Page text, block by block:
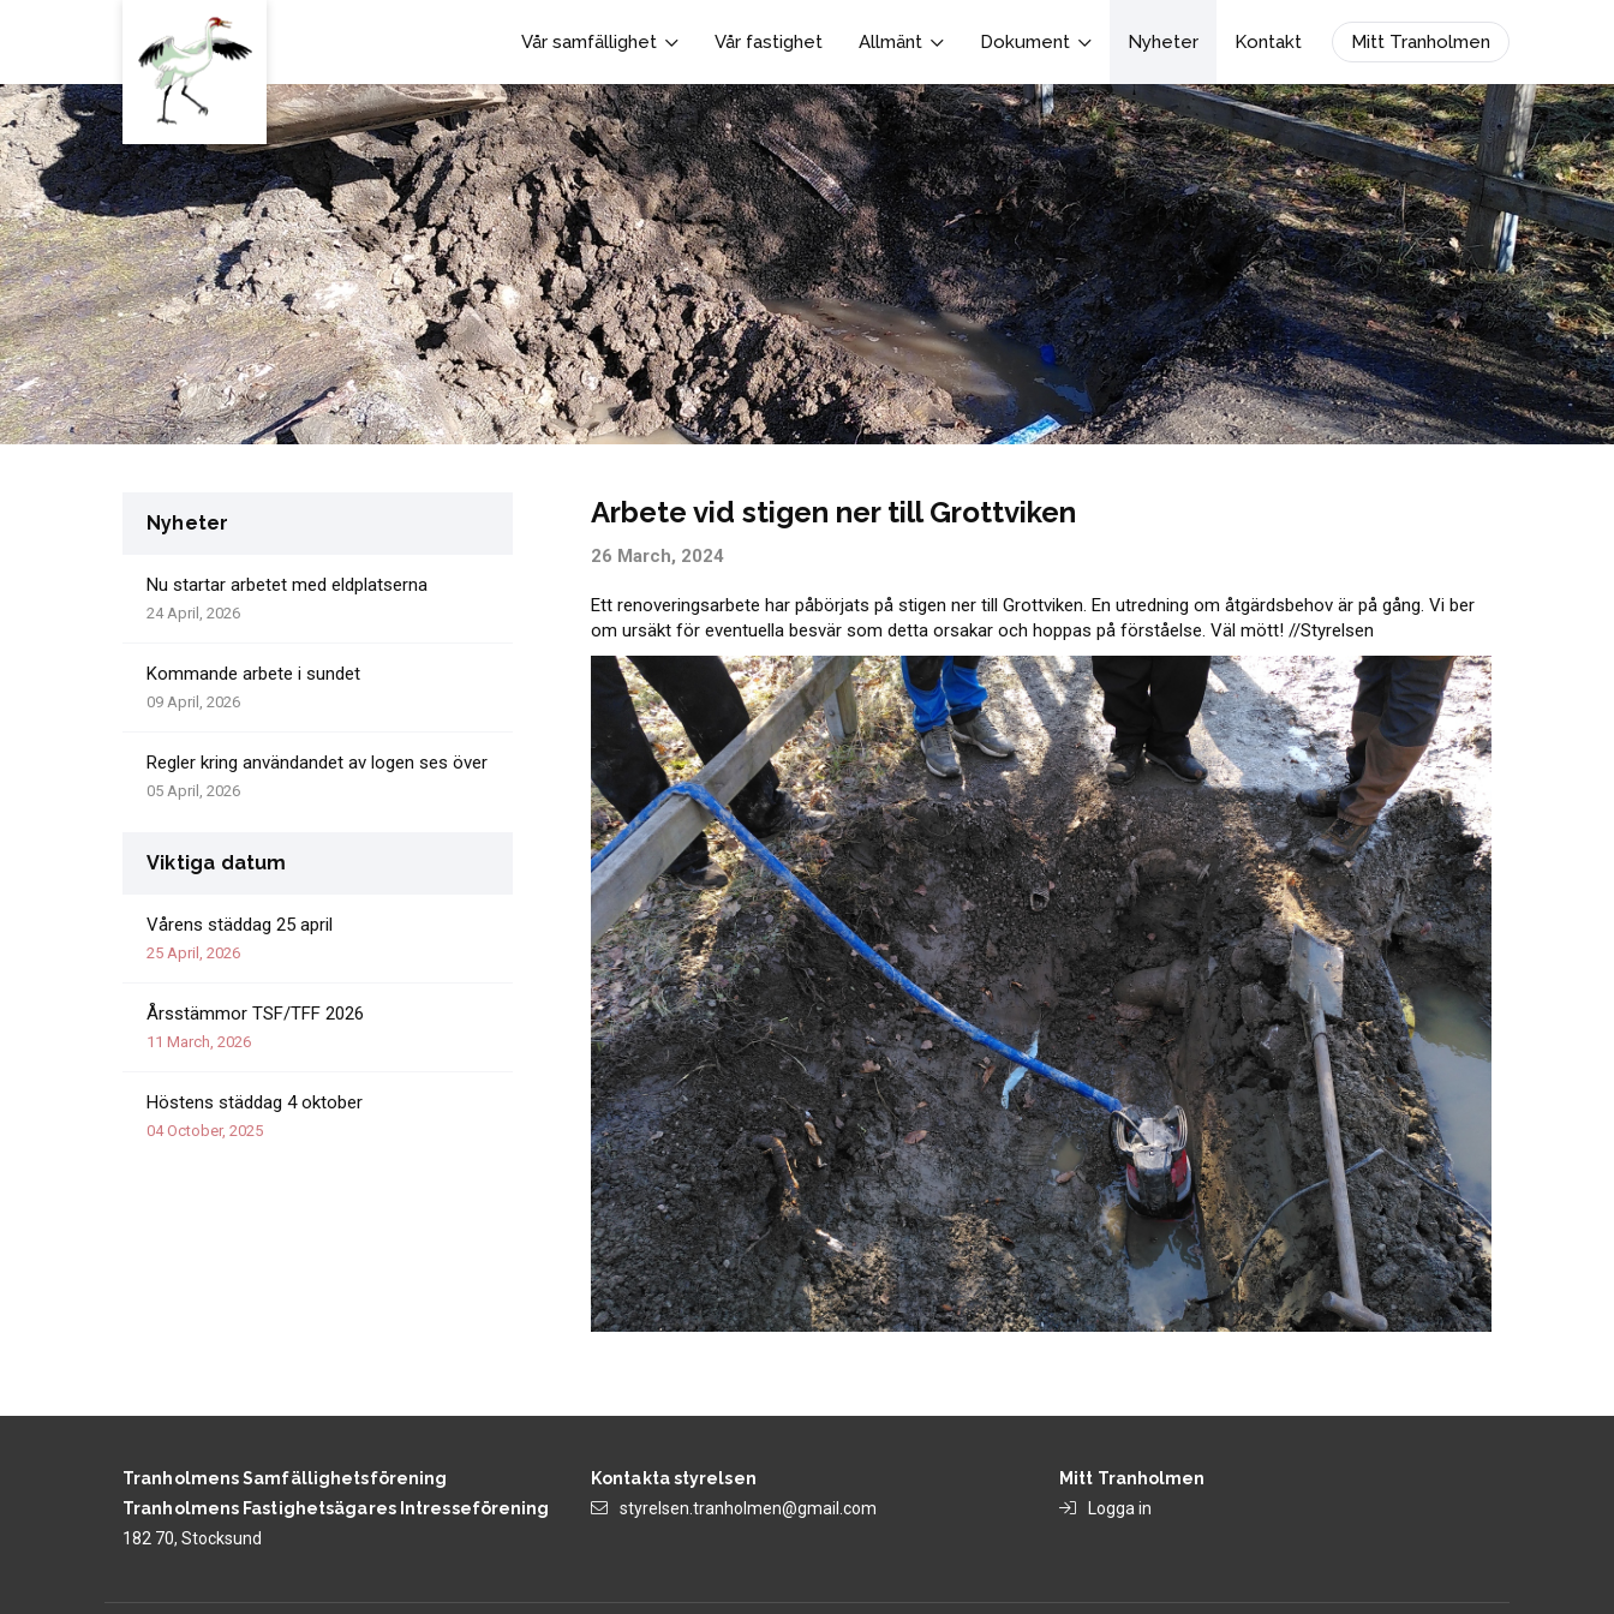
Vår samfällighet Vår fastighet Allmänt Dokument Nyheter Kontakt Mitt Tranholmen
Nyheter
Nu startar arbetet med eldplatserna
24 April, 2026
Kommande arbete i sundet
09 April, 2026
Regler kring användandet av logen ses över
05 April, 2026
Viktiga datum
Vårens städdag 25 april
25 April, 2026
Årsstämmor TSF/TFF 2026
11 March, 2026
Höstens städdag 4 oktober
04 October, 2025
Arbete vid stigen ner till Grottviken
26 March, 2024
Ett renoveringsarbete har påbörjats på stigen ner till Grottviken. En utredning om åtgärdsbehov är på gång. Vi ber
om ursäkt för eventuella besvär som detta orsakar och hoppas på förståelse. Väl mött! //Styrelsen
Tranholmens Samfällighetsförening
Tranholmens Fastighetsägares Intresseförening
182 70, Stocksund
Kontakta styrelsen
styrelsen.tranholmen@gmail.com
Mitt Tranholmen
Logga in